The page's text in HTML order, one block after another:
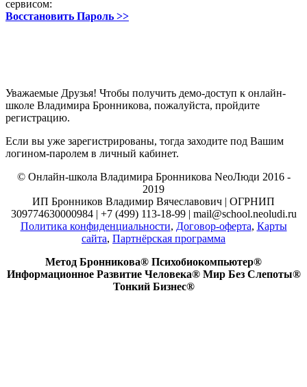
сервисом:
Восстановить Пароль >>
Уважаемые Друзья! Чтобы получить демо-доступ к онлайн-
школе Владимира Бронникова, пожалуйста, пройдите
регистрацию.
Если вы уже зарегистрированы, тогда заходите под Вашим
логином-паролем в личный кабинет.
© Онлайн-школа Владимира Бронникова NeoЛюди 2016 -
2019
ИП Бронников Владимир Вячеславович | ОГРНИП
309774630000984 | +7 (499) 113-18-99 | mail@school.neoludi.ru
Политика конфиденциальности, Договор-оферта, Карты
сайта, Партнёрская программа
Метод Бронникова® Психобиокомпьютер®
Информационное Развитие Человека® Мир Без Слепоты®
Тонкий Бизнес®